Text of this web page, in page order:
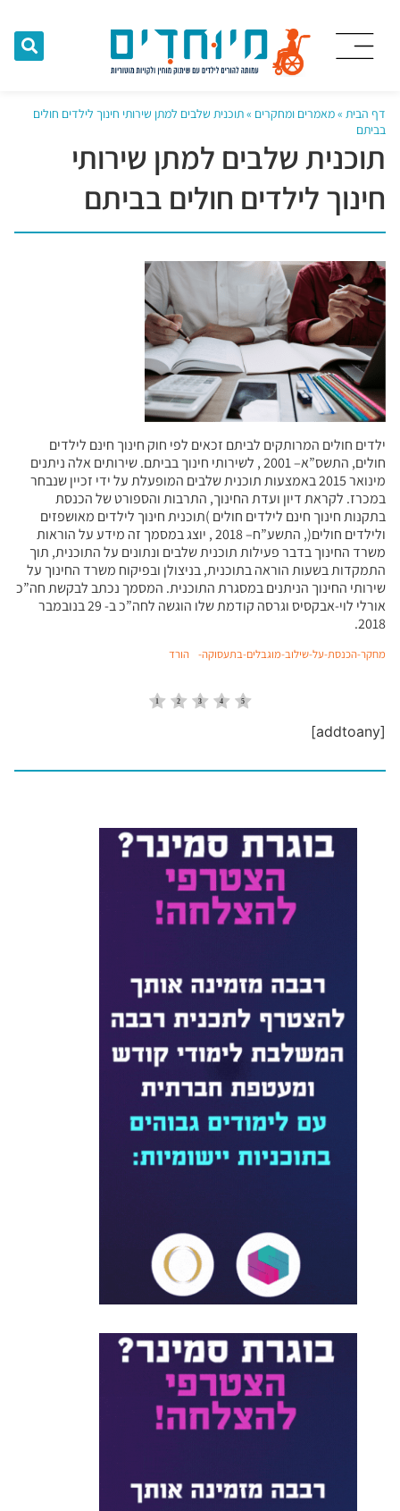
דף הבית »מאמרים ומחקרים »תוכנית שלבים למתן שירותי חינוך לילדים חולים
בביתם
תוכנית שלבים למתן שירותי
חינוך לילדים חולים בביתם
ילדים חולים המרותקים לביתם זכאים לפי חוק חינוך חינם לילדים
חולים, התשס”א– 2001 , לשירותי חינוך בביתם. שירותים אלה ניתנים
מינואר 2015 באמצעות תוכנית שלבים המופעלת על ידי זכיין שנבחר
במכרז. לקראת דיון ועדת החינוך, התרבות והספורט של הכנסת
בתקנות חינוך חינם לילדים חולים )תוכנית חינוך לילדים מאושפזים
ולילדים חולים(, התשע”ח– 2018 , יוצג במסמך זה מידע על הוראות
משרד החינוך בדבר פעילות תוכנית שלבים ונתונים על התוכנית, תוך
התמקדות בשעות הוראה בתוכנית, בניצולן ובפיקוח משרד החינוך על
שירותי החינוך הניתנים במסגרת התוכנית. המסמך נכתב לבקשת חה”כ
אורלי לוי-אבקסיס וגרסה קודמת שלו הוגשה לחה”כ ב- 29 בנובמבר
2018.
מחקר-הכנסת-על-שילוב-מוגבלים-בתעסוקה- הורד
[addtoany]